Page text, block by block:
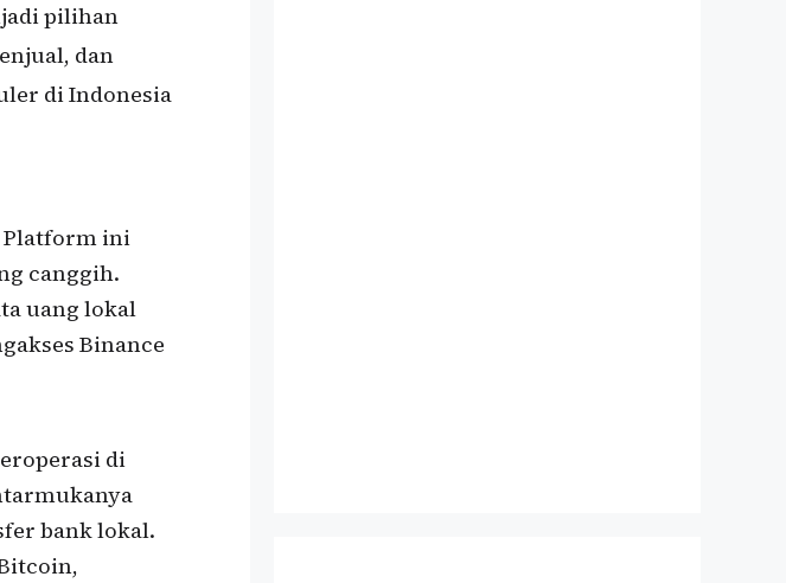
pilihan
dan
di Indonesia
Platform ini
canggih.
uang lokal
Binance
di
bank lokal.